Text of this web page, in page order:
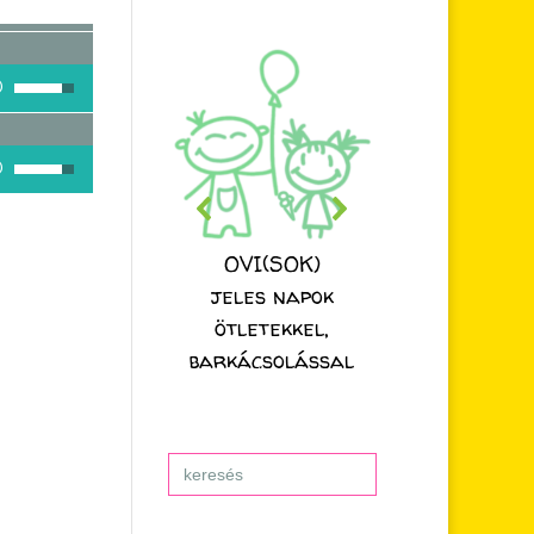
A hangerő növeléséhez, illetőleg csökkentéséhez a Fel/Le
A hangerő növeléséhez, illetőleg csökkentéséhez a Fel/Le
OVI(SOK)
jeles napok
ötletekkel,
barkácsolással
Search
for: